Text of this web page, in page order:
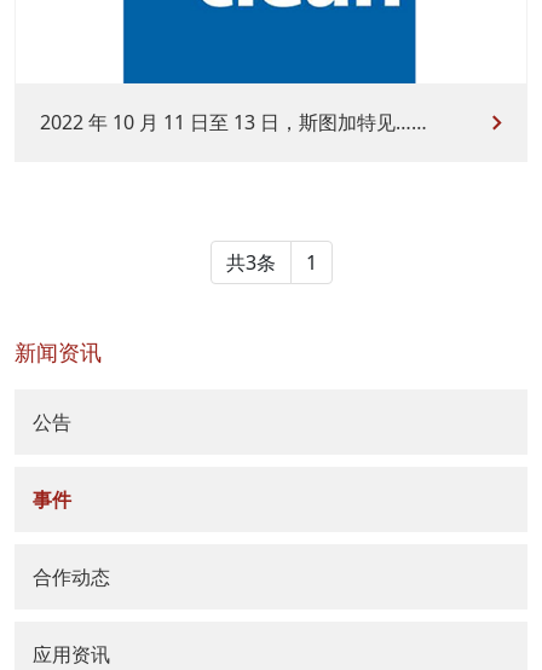
2022 年 10 月 11 日至 13 日，斯图加特见……
共3条 1
新闻资讯
公告
事件
合作动态
应用资讯